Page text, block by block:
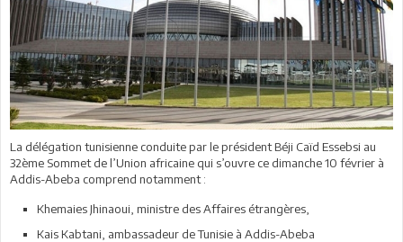
La délégation tunisienne conduite par le président Béji Caïd Essebsi au
32ème Sommet de l’Union africaine qui s’ouvre ce dimanche 10 février à
Addis-Abeba comprend notamment :
Khemaies Jhinaoui, ministre des Affaires étrangères,
Kais Kabtani, ambassadeur de Tunisie à Addis-Abeba